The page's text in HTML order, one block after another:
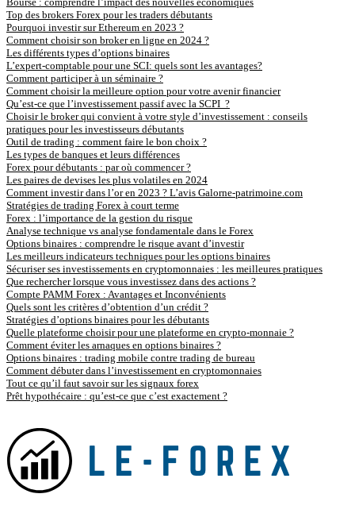
Top des brokers Forex pour les traders débutants
Pourquoi investir sur Ethereum en 2023 ?
Comment choisir son broker en ligne en 2024 ?
Les différents types d’options binaires
L’expert-comptable pour une SCI: quels sont les avantages?
Comment participer à un séminaire ?
Comment choisir la meilleure option pour votre avenir financier
Qu’est-ce que l’investissement passif avec la SCPI ?
Choisir le broker qui convient à votre style d’investissement : conseils
pratiques pour les investisseurs débutants
Outil de trading : comment faire le bon choix ?
Les types de banques et leurs différences
Forex pour débutants : par où commencer ?
Les paires de devises les plus volatiles en 2024
Comment investir dans l’or en 2023 ? L’avis Galorne-patrimoine.com
Stratégies de trading Forex à court terme
Forex : l’importance de la gestion du risque
Analyse technique vs analyse fondamentale dans le Forex
Options binaires : comprendre le risque avant d’investir
Les meilleurs indicateurs techniques pour les options binaires
Sécuriser ses investissements en cryptomonnaies : les meilleures pratiques
Que rechercher lorsque vous investissez dans des actions ?
Compte PAMM Forex : Avantages et Inconvénients
Quels sont les critères d’obtention d’un crédit ?
Stratégies d’options binaires pour les débutants
Quelle plateforme choisir pour une plateforme en crypto-monnaie ?
Comment éviter les arnaques en options binaires ?
Options binaires : trading mobile contre trading de bureau
Comment débuter dans l’investissement en cryptomonnaies
Tout ce qu’il faut savoir sur les signaux forex
Prêt hypothécaire : qu’est-ce que c’est exactement ?